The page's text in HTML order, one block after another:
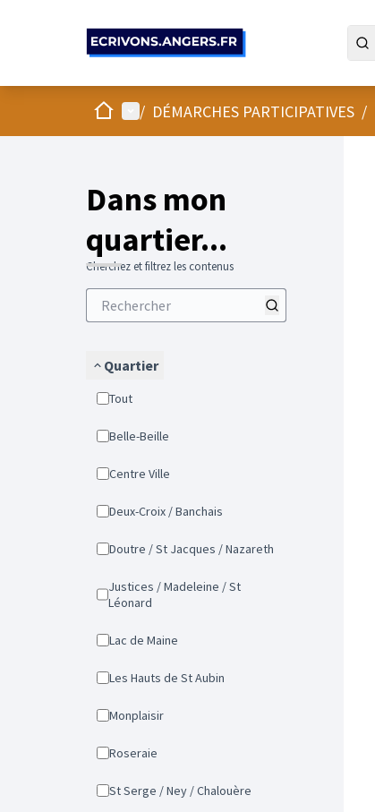
AccueilMenu principal
/ DÉMARCHES PARTICIPATIVES /
Dans mon
quartier...
Cherchez et filtrez les contenus
Quartier
Tout
Belle-Beille
Centre Ville
Deux-Croix / Banchais
Doutre / St Jacques / Nazareth
Justices / Madeleine / St
Léonard
Lac de Maine
Les Hauts de St Aubin
Monplaisir
Roseraie
St Serge / Ney / Chalouère